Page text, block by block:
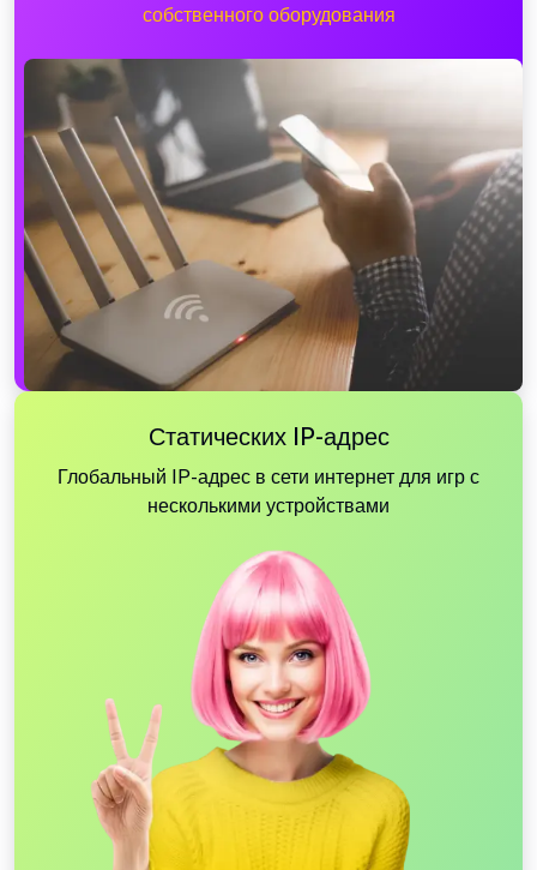
собственного оборудования
Статических IP-адрес
Глобальный IP-адрес в сети интернет для игр с
несколькими устройствами